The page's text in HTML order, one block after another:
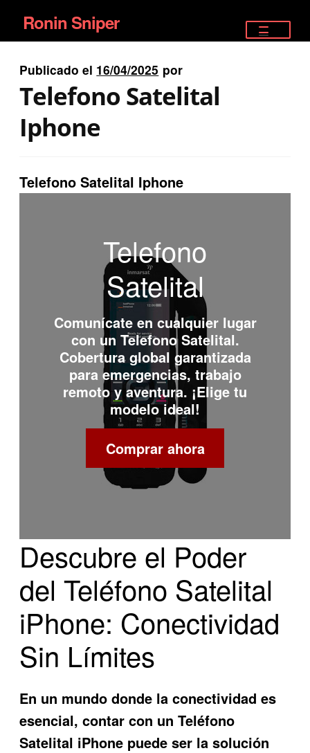
Ir
a
la
navegación
Ir
al
contenido
Ronin Sniper
EQUIPAMIENTO ÉLITE
PISTOLAS
SATELITALES
Publicado el 16/04/2025 por
Telefono Satelital
Iphone
Telefono Satelital Iphone
Telefono
Satelital
Comunícate en cualquier lugar
con un Telefono Satelital.
Cobertura global garantizada
para emergencias, trabajo
remoto y aventura. ¡Elige tu
modelo ideal!
Comprar ahora
Descubre el Poder
del Teléfono Satelital
iPhone: Conectividad
Sin Límites
En un mundo donde la conectividad es
esencial, contar con unTeléfono
Satelital iPhone puede ser la solución